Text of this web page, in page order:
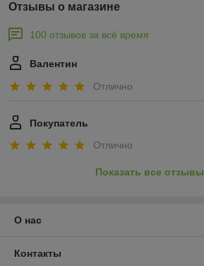
Отзывы о магазине
100 отзывов за всё время
Валентин
Отлично
Покупатель
Отлично
Показать все отзывы
О нас
Контакты